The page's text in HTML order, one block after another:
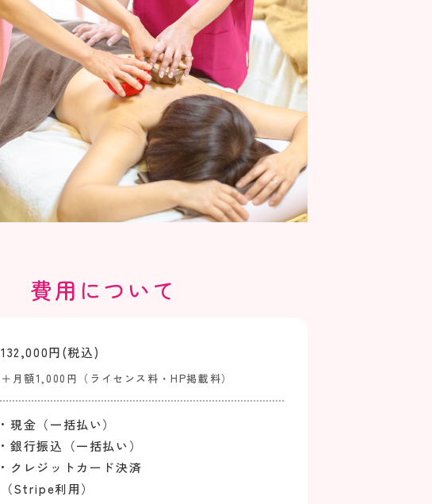
費用について
132,000円(税込)
＋月額1,000円（ライセンス料・HP掲載料）
• 現金（一括払い）
• 銀行振込（一括払い）
• クレジットカード決済
（Stripe利用）